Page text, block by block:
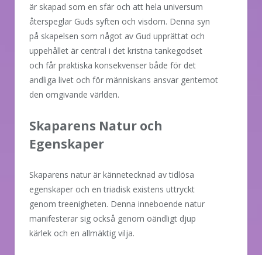
är skapad som en sfär och att hela universum
återspeglar Guds syften och visdom. Denna syn
på skapelsen som något av Gud upprättat och
uppehållet är central i det kristna tankegodset
och får praktiska konsekvenser både för det
andliga livet och för människans ansvar gentemot
den omgivande världen.
Skaparens Natur och
Egenskaper
Skaparens natur är kännetecknad av tidlösa
egenskaper och en triadisk existens uttryckt
genom treenigheten. Denna inneboende natur
manifesterar sig också genom oändligt djup
kärlek och en allmäktig vilja.